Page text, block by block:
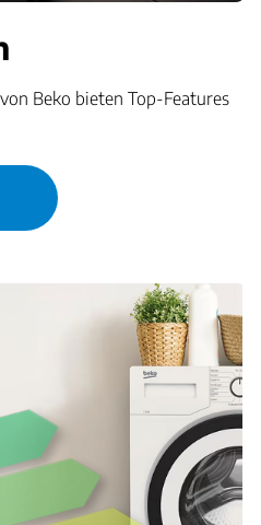
Beko bieten Top-Features